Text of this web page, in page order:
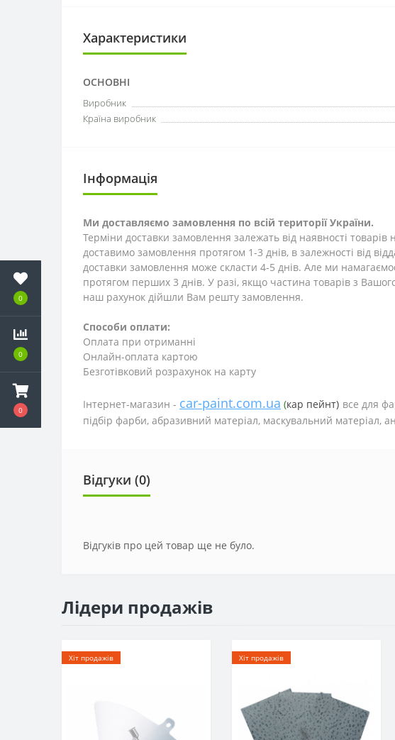
0
0
0
Характеристики
ОСНОВНІ
Виробник
Країна виробник
Інформація
Ми доставляємо замовлення по всій території України.
Терміни доставки замовлення залежать від наявності
доставимо замовлення протягом 1-3 днів, в залежності від
доставки замовлення може скласти 4-5 днів. Але ми
протягом перших 3 днів. У разі, якщо частина товарів з
наш рахунок дійшли Вам решту замовлення.
Способи оплати:
Оплата при отриманні
Онлайн-оплата картою
Безготівковий розрахунок на карту
Інтернет-магазин - car-paint.com.ua (кар пейнт) все для
підбір фарби, абразивний матеріал, маскувальний матеріал,
Відгуки (0)
Відгуків про цей товар ще не було.
Лідери продажів
Хіт продажів Хіт продажів